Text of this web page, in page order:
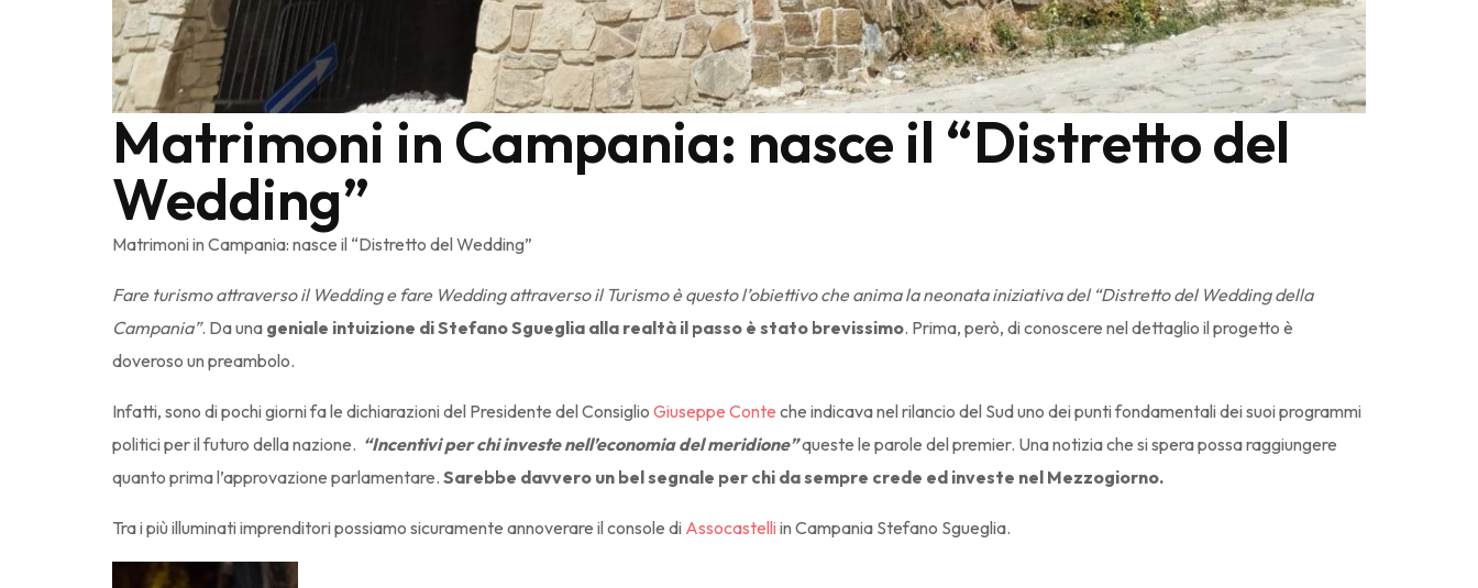
Matrimoni in Campania: nasce il “Distretto del
Wedding”
Matrimoni in Campania: nasce il “Distretto del Wedding”
Fare turismo attraverso il Wedding e fare Wedding attraverso il Turismo è questo l’obiettivo che anima la neonata iniziativa del “Distretto del Wedding della
Campania”. Da una geniale intuizione di Stefano Sgueglia alla realtà il passo è stato brevissimo. Prima, però, di conoscere nel dettaglio il progetto è
doveroso un preambolo.
Infatti, sono di pochi giorni fa le dichiarazioni del Presidente del Consiglio Giuseppe Conte che indicava nel rilancio del Sud uno dei punti fondamentali dei suoi programmi
politici per il futuro della nazione. “Incentivi per chi investe nell’economia del meridione”queste le parole del premier. Una notizia che si spera possa raggiungere
quanto prima l’approvazione parlamentare. Sarebbe davvero un bel segnale per chi da sempre crede ed investe nel Mezzogiorno.
Tra i più illuminati imprenditori possiamo sicuramente annoverare il console di Assocastelliin Campania Stefano Sgueglia.